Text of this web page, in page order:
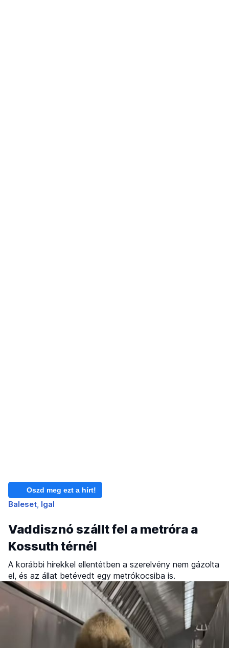
Oszd meg ezt a hírt!
Baleset Igal
Vaddisznó szállt fel a metróra a
Kossuth térnél
A korábbi hírekkel ellentétben a szerelvény nem gázolta
el, és az állat betévedt egy metrókocsiba is.